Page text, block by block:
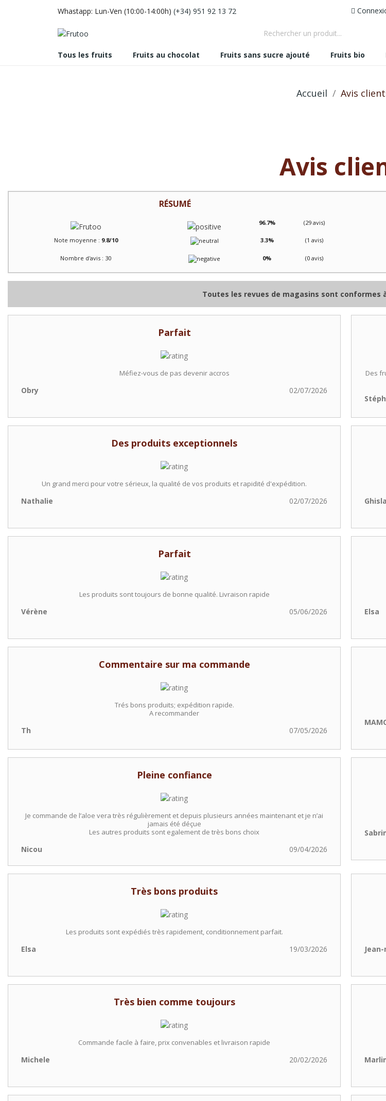
Whastapp: Lun-Ven (10:00-14:00h) (+34) 951 92 13 72
Tous les fruits
Fruits au chocolat Fruits sans sucre ajouté Fruits bio
Accueil Avis
Avis
RÉSUMÉ
96.7% (29 avis)
Note moyenne : 9.8/10 3.3% (1 avis)
Nombre d'avis : 30 0% (0 avis)
Toutes les revues de magasins sont conformes à
Parfait
Méfiez-vous de pas devenir accros
Obry 02/07/2026
Des
Des produits exceptionnels
Un grand merci pour votre sérieux, la qualité de vos produits et rapidité d'expédition.
Nathalie 02/07/2026
Parfait
Les produits sont toujours de bonne qualité. Livraison rapide
Vérène 05/06/2026 Elsa
Commentaire sur ma commande
Trés bons produits; expédition rapide.
A recommander
Th 07/05/2026
Pleine confiance
Je commande de l’aloe vera très régulièrement et depuis plusieurs années maintenant et je n’ai
jamais été déçue
Les autres produits sont egalement de très bons choix
Nicou 09/04/2026
Très bons produits
Les produits sont expédiés très rapidement, conditionnement parfait.
Elsa 19/03/2026
Très bien comme toujours
Commande facile à faire, prix convenables et livraison rapide
Michele 20/02/2026